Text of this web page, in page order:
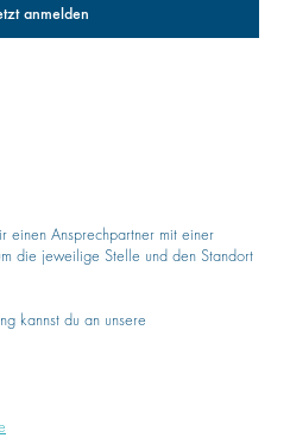
anmelden
einen Ansprechpartner mit einer
die jeweilige Stelle und den Standort
kannst du an unsere